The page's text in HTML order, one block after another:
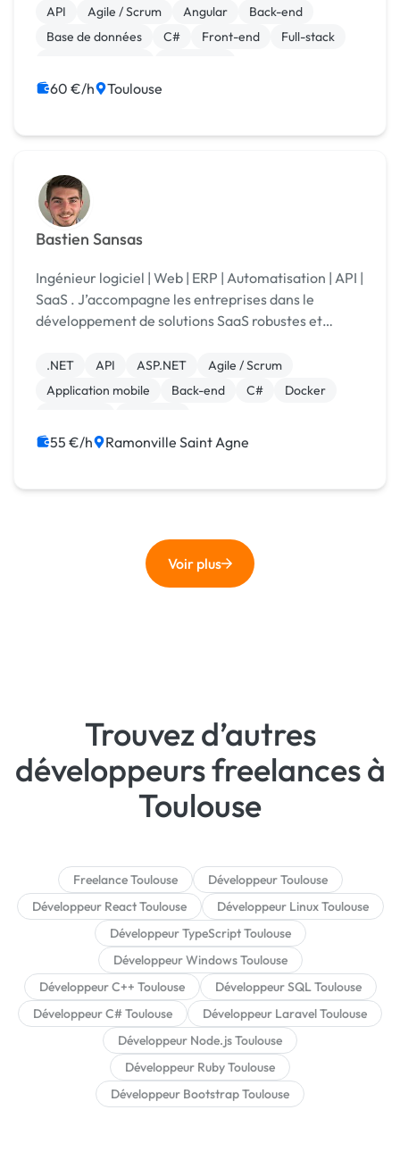
et architecte, à la fois en Front (javascrip...
API Agile / Scrum Angular
Back-end
Base de données
C# Front-end
Full-stack
60 €/h Toulouse
Bastien Sansas
Ingénieur logiciel | Web | ERP | Automatisation | API |
SaaS . J’accompagne les entreprises dans le
développement de solutions SaaS robustes et
.NET API ASP.NET
Agile / Scrum
Application mobile
Back-end C#
Docker
55 €/h Ramonville Saint Agne
Voir plus
Trouvez d’autres
développeurs freelances à
Toulouse
Freelance Toulouse
Développeur Toulouse
Développeur React Toulouse
Développeur Linux Toulouse
Développeur TypeScript Toulouse
Développeur Windows Toulouse
Développeur C++ Toulouse
Développeur SQL Toulouse
Développeur C# Toulouse
Développeur Laravel Toulouse
Développeur Node.js Toulouse
Développeur Ruby Toulouse
Développeur Bootstrap Toulouse